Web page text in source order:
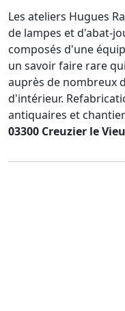
Les ateliers Hugues
de lampes et d'abat-
composés d'une
un savoir faire rare
auprès de nombreux
d'intérieur.
antiquaires et
03300 Creuzier le